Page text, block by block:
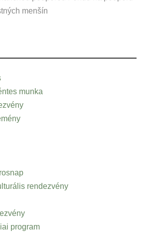
menšín
munka
rendezvény
program